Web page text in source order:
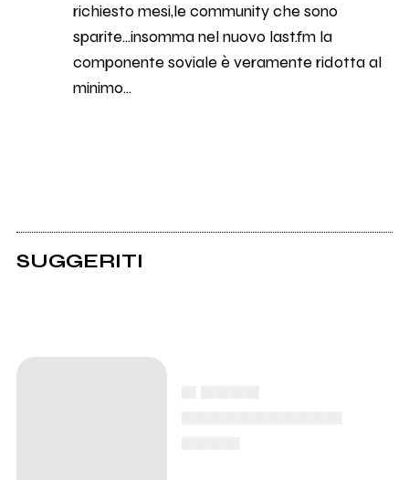
richiesto mesi,le community che sono
sparite...insomma nel nuovo last.fm la
componente soviale è veramente ridotta al
minimo...
SUGGERITI